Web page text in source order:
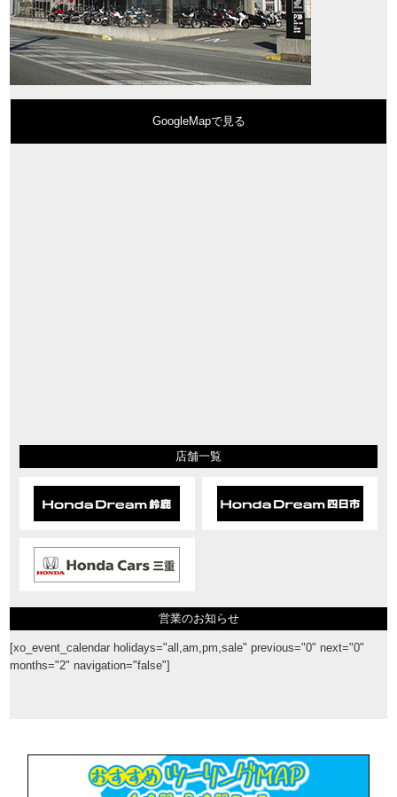
GoogleMapで見る
店舗一覧
営業のお知らせ
[xo_event_calendar holidays="all,am,pm,sale" previous="0" next="0"
months="2" navigation="false"]